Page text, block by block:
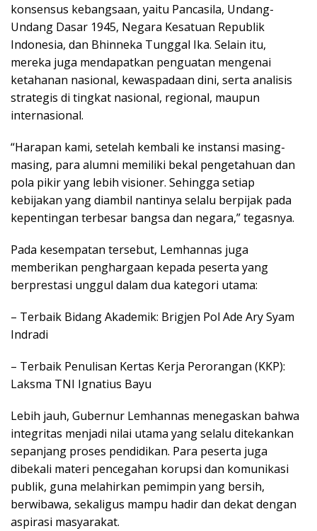
konsensus kebangsaan, yaitu Pancasila, Undang-
Undang Dasar 1945, Negara Kesatuan Republik
Indonesia, dan Bhinneka Tunggal Ika. Selain itu,
mereka juga mendapatkan penguatan mengenai
ketahanan nasional, kewaspadaan dini, serta analisis
strategis di tingkat nasional, regional, maupun
internasional.
“Harapan kami, setelah kembali ke instansi masing-
masing, para alumni memiliki bekal pengetahuan dan
pola pikir yang lebih visioner. Sehingga setiap
kebijakan yang diambil nantinya selalu berpijak pada
kepentingan terbesar bangsa dan negara,” tegasnya.
Pada kesempatan tersebut, Lemhannas juga
memberikan penghargaan kepada peserta yang
berprestasi unggul dalam dua kategori utama:
– Terbaik Bidang Akademik: Brigjen Pol Ade Ary Syam
Indradi
– Terbaik Penulisan Kertas Kerja Perorangan (KKP):
Laksma TNI Ignatius Bayu
Lebih jauh, Gubernur Lemhannas menegaskan bahwa
integritas menjadi nilai utama yang selalu ditekankan
sepanjang proses pendidikan. Para peserta juga
dibekali materi pencegahan korupsi dan komunikasi
publik, guna melahirkan pemimpin yang bersih,
berwibawa, sekaligus mampu hadir dan dekat dengan
aspirasi masyarakat.